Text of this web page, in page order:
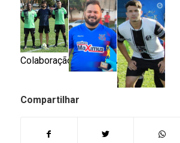
Colaboração: Cláudio Menguele
Compartilhar